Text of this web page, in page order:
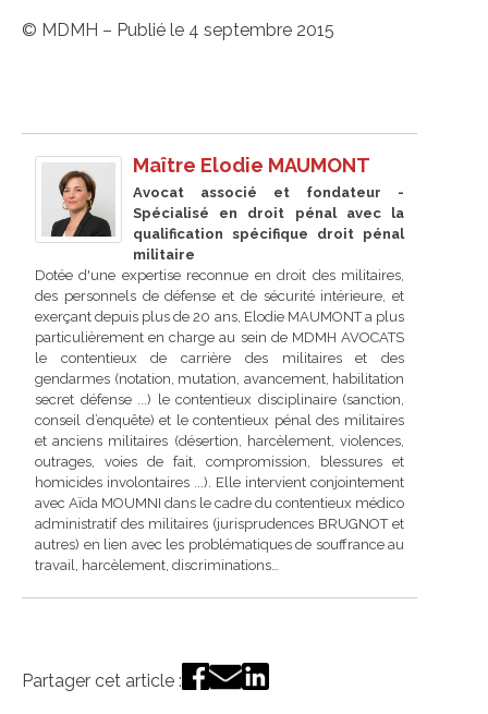
© MDMH – Publié le 4 septembre 2015
Maître Elodie MAUMONT
Avocat associé et fondateur -
Spécialisé en droit pénal avec la
qualification spécifique droit pénal
militaire
Dotée d'une expertise reconnue en droit des militaires,
des personnels de défense et de sécurité intérieure, et
exerçant depuis plus de 20 ans, Elodie MAUMONT a plus
particulièrement en charge au sein de MDMH AVOCATS
le contentieux de carrière des militaires et des
gendarmes (notation, mutation, avancement, habilitation
secret défense ...) le contentieux disciplinaire (sanction,
conseil d’enquête) et le contentieux pénal des militaires
et anciens militaires (désertion, harcèlement, violences,
outrages, voies de fait, compromission, blessures et
homicides involontaires ...). Elle intervient conjointement
avec Aïda MOUMNI dans le cadre du contentieux médico
administratif des militaires (jurisprudences BRUGNOT et
autres) en lien avec les problématiques de souffrance au
travail, harcèlement, discriminations…
Partager cet article :